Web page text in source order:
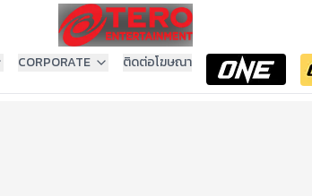
CORPORATE ติดต่อโฆษณา